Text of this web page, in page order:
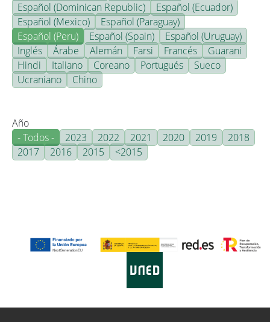
Español (Dominican Republic)
Español (Ecuador)
Español (Mexico)
Español (Paraguay)
Español (Peru)
Español (Spain)
Español (Uruguay)
Inglés
Árabe Alemán Farsi Francés
Guarani
Hindi
Italiano Coreano Portugués
Sueco
Ucraniano
Chino
Año
- Todos -
2023 2022 2021 2020 2019
2018
2017
2016 2015 <2015